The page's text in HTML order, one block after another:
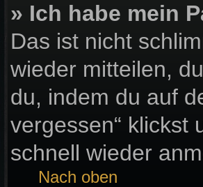
» Ich habe mein
Das ist nicht
wieder mitteilen,
du, indem du auf
vergessen“ klickst
schnell wieder
Nach oben